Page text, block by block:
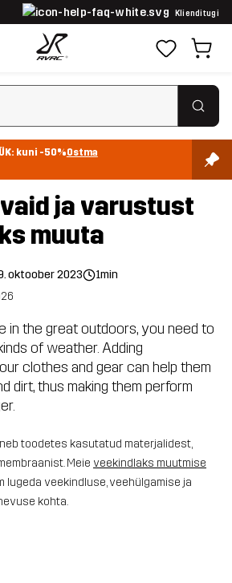
Klienditugi
kuni -50%Ostma
ja varustust
muuta
oktoober 2023
1min
in the great outdoors, you need to
of weather. Adding
clothes and gear can help them
dirt, thus making them perform
toodetes kasutatud materjalidest,
Meie veekindlaks muutmise
lugeda veekindluse, veehülgamise ja
kohta.